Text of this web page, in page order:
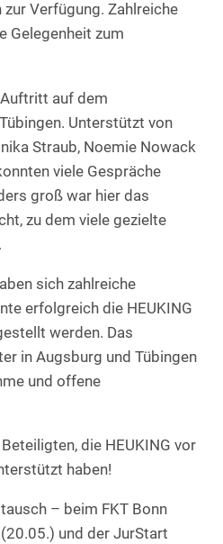
Verfügung. Zahlreiche
Gelegenheit zum
auf dem
Unterstützt von
Straub, Noemie Nowack
viele Gespräche
groß war hier das
zu dem viele gezielte
sich zahlreiche
erfolgreich die HEUKING
werden. Das
in Augsburg und Tübingen
und offene
die HEUKING vor
haben!
– beim FKT Bonn
und der JurStart